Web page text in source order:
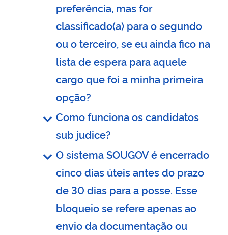
preferência, mas for
classificado(a) para o segundo
ou o terceiro, se eu ainda fico na
lista de espera para aquele
cargo que foi a minha primeira
opção?
Como funciona os candidatos
sub judice?
O sistema SOUGOV é encerrado
cinco dias úteis antes do prazo
de 30 dias para a posse. Esse
bloqueio se refere apenas ao
envio da documentação ou